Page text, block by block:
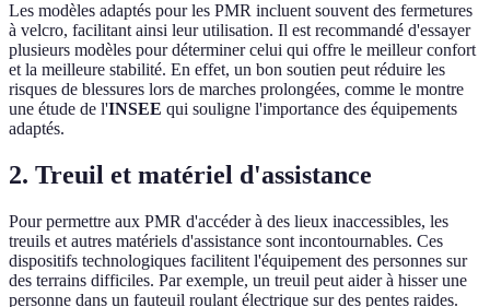
Les modèles adaptés pour les PMR incluent souvent des fermetures
à velcro, facilitant ainsi leur utilisation. Il est recommandé d'essayer
plusieurs modèles pour déterminer celui qui offre le meilleur confort
et la meilleure stabilité. En effet, un bon soutien peut réduire les
risques de blessures lors de marches prolongées, comme le montre
une étude de l'INSEE qui souligne l'importance des équipements
adaptés.
2. Treuil et matériel d'assistance
Pour permettre aux PMR d'accéder à des lieux inaccessibles, les
treuils et autres matériels d'assistance sont incontournables. Ces
dispositifs technologiques facilitent l'équipement des personnes sur
des terrains difficiles. Par exemple, un treuil peut aider à hisser une
personne dans un fauteuil roulant électrique sur des pentes raides.